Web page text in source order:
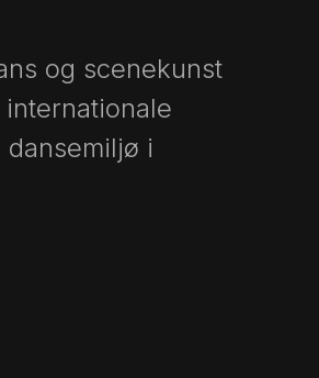
og scenekunst
i